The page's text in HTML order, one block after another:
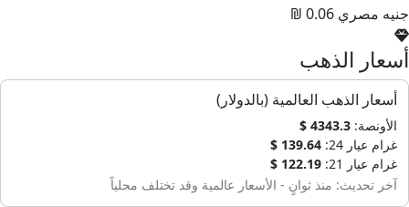
جنيه مصري 0.06 ₪
أسعار الذهب
أسعار الذهب العالمية (بالدولار)
الأونصة: 4343.3 $
غرام عيار 24:
139.64 $
غرام عيار 21:
122.19 $
آخر تحديث: منذ ثوانٍ - الأسعار عالمية وقد تختلف محلياً